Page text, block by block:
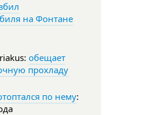
на Фонтане
обещает
прохладу
по нему: